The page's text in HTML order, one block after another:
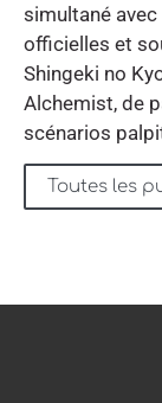
simultané
officielles et
Shingeki no
Alchemist, de
scénarios
Toutes les